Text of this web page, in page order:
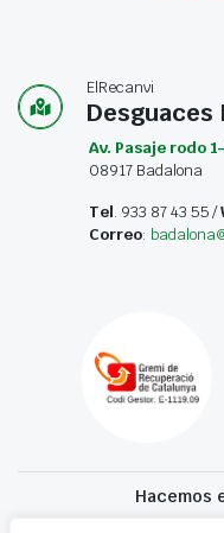
ElRecanvi
Desguaces
Av. Pasaje rodo
08917 Badalona
Tel. 933 87 43 55 /
Correo:
Hacemos